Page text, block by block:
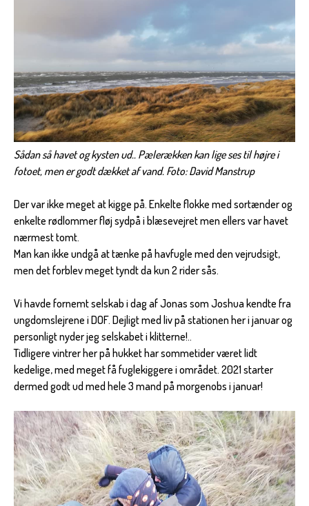
Sådan så havet og kysten ud.. Pælerækken kan lige ses til højre i
fotoet, men er godt dækket af vand. Foto: David Manstrup
Der var ikke meget at kigge på. Enkelte flokke med sortænder og
enkelte rødlommer fløj sydpå i blæsevejret men ellers var havet
nærmest tomt.
Man kan ikke undgå at tænke på havfugle med den vejrudsigt,
men det forblev meget tyndt da kun 2 rider sås.
Vi havde fornemt selskab i dag af Jonas som Joshua kendte fra
ungdomslejrene i DOF. Dejligt med liv på stationen her i januar og
personligt nyder jeg selskabet i klitterne!..
Tidligere vintrer her på hukket har sommetider været lidt
kedelige, med meget få fuglekiggere i området. 2021 starter
dermed godt ud med hele 3 mand på morgenobs i januar!